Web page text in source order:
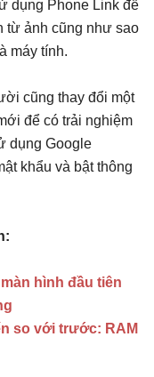
dụng Phone Link để
từ ảnh cũng như sao
máy tính.
cũng thay đổi một
để có trải nghiệm
dụng Google
khẩu và bật thông
hình đầu tiên
so với trước: RAM